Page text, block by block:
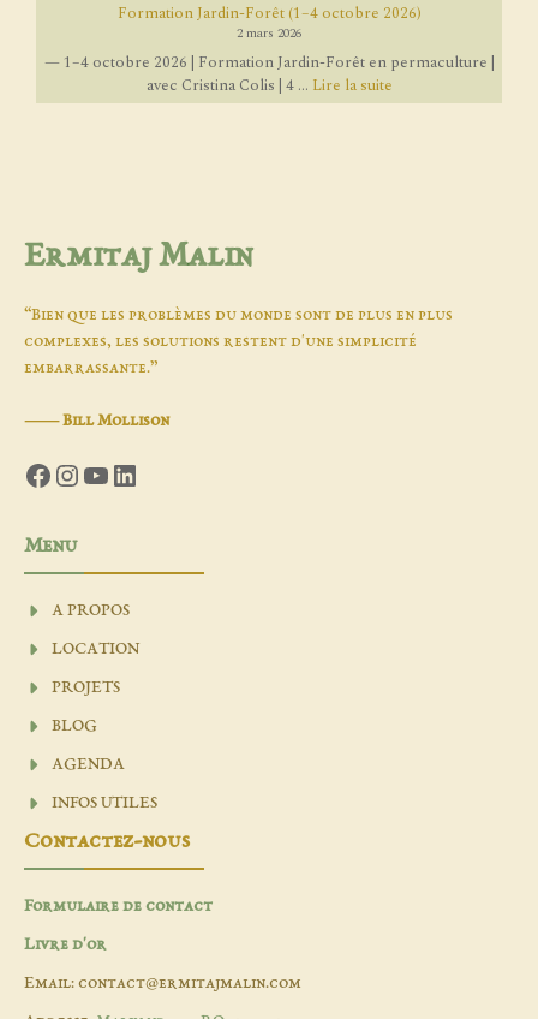
Formation Jardin-Forêt (1–4 octobre 2026)
2 mars 2026
— 1–4 octobre 2026 | Formation Jardin-Forêt en permaculture |
avec Cristina Colis | 4 ... Lire la suite
Ermitaj Malin
“Bien que les problèmes du monde sont de plus en plus
complexes, les solutions restent d'une simplicité
embarrassante.”
―Bill Mollison
Facebook
Instagram
YouTube
LinkedIn
Menu
A PROPOS
LOCATION
PROJETS
BLOG
AGENDA
INFOS UTILES
Contactez-nous
Formulaire de contact
Livre d'or
Email: contact@ermitajmalin.com